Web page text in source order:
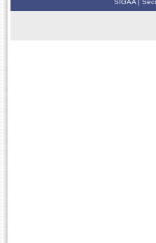
SIGAA |